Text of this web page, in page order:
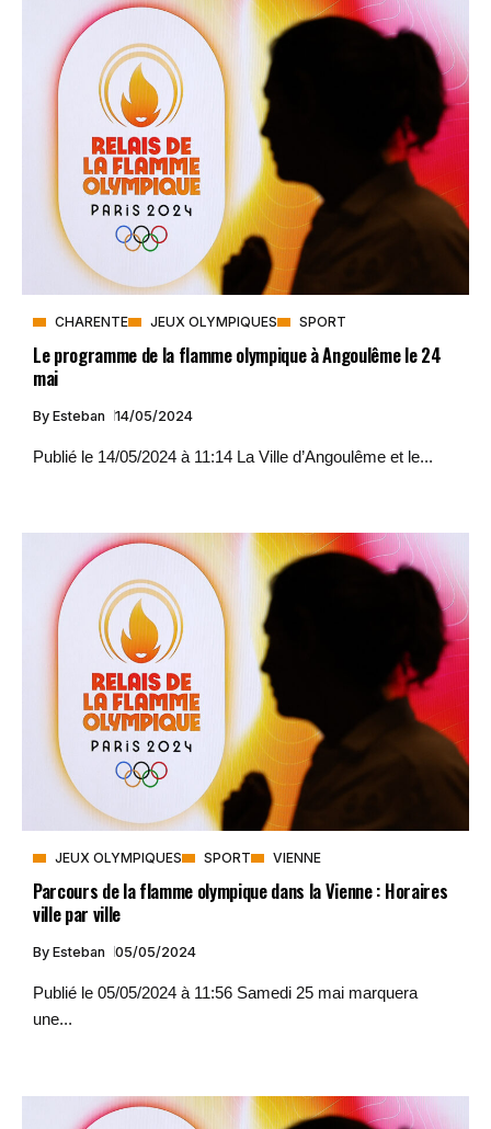
CHARENTE JEUX OLYMPIQUES SPORT
Le programme de la flamme olympique à Angoulême le 24
mai
By Esteban 14/05/2024
Publié le 14/05/2024 à 11:14 La Ville d’Angoulême et le...
JEUX OLYMPIQUES SPORT VIENNE
Parcours de la flamme olympique dans la Vienne : Horaires
ville par ville
By Esteban 05/05/2024
Publié le 05/05/2024 à 11:56 Samedi 25 mai marquera
une...